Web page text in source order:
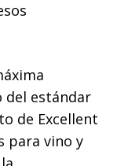
del estándar
de Excellent
para vino y